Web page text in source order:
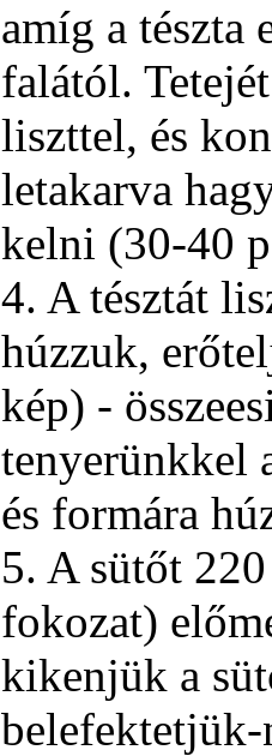
amíg a tészta
falától.
liszttel, és
letakarva
kelni (30-40
4. A tésztát
húzzuk,
kép) -
tenyerünkkel
és formára
5. A sütőt
fokozat)
kikenjük a